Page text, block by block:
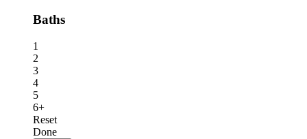
Baths
1
2
3
4
5
6+
Reset
Done